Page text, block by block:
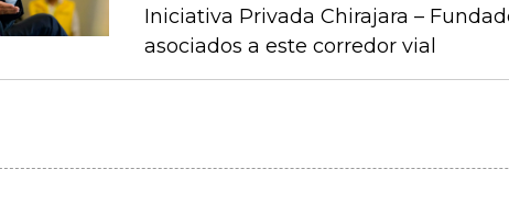
Iniciativa Privada Chirajara –
asociados a este corredor vial